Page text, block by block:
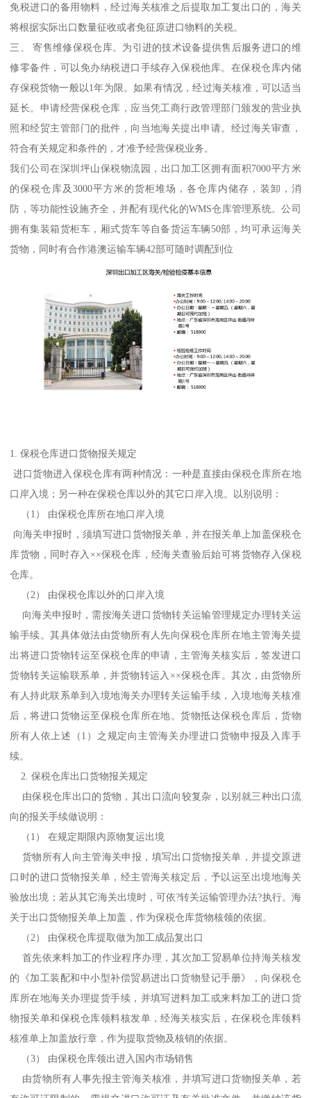
免税进口的备用物料，经过海关核准之后提取加工复出口的，海关
将根据实际出口数量征收或者免征原进口物料的关税。
三、 寄售维修保税仓库。为引进的技术设备提供售后服务进口的维
修零备件，可以免办纳税进口手续存入保税他库。在保税仓库内储
存保税货物一般以1年为限。如果有情况，经过海关核准，可以适当
延长。申请经营保税仓库，应当凭工商行政管理部门颁发的营业执
照和经贸主管部门的批件，向当地海关提出申请。经过海关审查，
符合有关规定和条件的，才准予经营保税业务。
我们公司在深圳坪山保税物流园，出口加工区拥有面积7000平方米
的保税仓库及3000平方米的货柜堆场，各仓库内储存，装卸，消
防，等功能性设施齐全，并配有现代化的WMS仓库管理系统。公司
拥有集装箱货柜车，厢式货车等自备货运车辆50部，均可承运海关
货物，同时有合作港澳运输车辆42部可随时调配到位
1. 保税仓库进口货物报关规定
进口货物进入保税仓库有两种情况：一种是直接由保税仓库所在地
口岸入境；另一种在保税仓库以外的其它口岸入境。以别说明：
（1） 由保税仓库所在地口岸入境
向海关申报时，须填写进口货物报关单，并在报关单上加盖保税仓
库货物，同时存入××保税仓库，经海关查验后始可将货物存入保税
仓库。
（2） 由保税仓库以外的口岸入境
向海关申报时，需按海关进口货物转关运输管理规定办理转关运
输手续。其具体做法由货物所有人先向保税仓库所在地主管海关提
出将进口货物转运至保税仓库的申请，主管海关核实后，签发进口
货物转关运输联系单，并货物转运入××保税仓库。其次，由货物所
有人持此联系单到入境地海关办理转关运输手续，入境地海关核准
后，将进口货物运至保税仓库所在地。货物抵达保税仓库后，货物
所有人依上述（1）之规定向主管海关办理进口货物申报及入库手
续。
2. 保税仓库出口货物报关规定
由保税仓库出口的货物，其出口流向较复杂，以别就三种出口流
向的报关手续做说明：
（1） 在规定期限内原物复运出境
货物所有人向主管海关申报，填写出口货物报关单，并提交原进
口时的进口货物报关单，经主管海关核定后，予以运至出境地海关
验放出境；若从其它海关出境时，可依?转关运输管理办法?执行。海
关于出口货物报关单上加盖，作为保税仓库货物核领的依据。
（2） 由保税仓库提取做为加工成品复出口
首先依来料加工的作业程序办理，其次加工贸易单位持海关核发
的《加工装配和中小型补偿贸易进出口货物登记手册》，向保税仓
库所在地海关办理提货手续，并填写进料加工或来料加工的进口货
物报关单和保税仓库领料核发单，经海关核实后，在保税仓库领料
核准单上加盖放行章，作为提取货物及核销的依据。
（3） 由保税仓库领出进入国内市场销售
由货物所有人事先报主管海关核准，并填写进口货物报关单，若